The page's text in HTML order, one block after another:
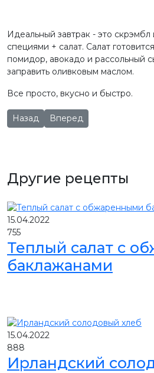
Идеальный завтрак - это скрэмбл
специями + салат. Салат
помидор, авокадо и рассольный
заправить оливковым маслом.
Все просто, вкусно и быстро.
Предыдущий: Творожный
Назад Следующий: Сырные
Вперед
Другие рецепты
15.04.2022
755
Теплый салат с
баклажанами
15.04.2022
888
Ирландский